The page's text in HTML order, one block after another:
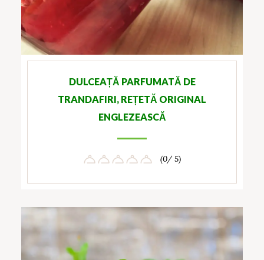
DULCEAȚĂ PARFUMATĂ DE
TRANDAFIRI, REȚETĂ ORIGINAL
ENGLEZEASCĂ
(0/ 5)